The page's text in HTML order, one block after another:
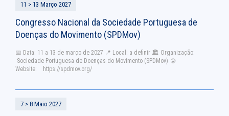
11 > 13 Março 2027
Congresso Nacional da Sociedade Portuguesa de
Doenças do Movimento (SPDMov)
📅 Data: 11 a 13 de março de 2027 📍 Local: a definir 🏛 Organização:
Sociedade Portuguesa de Doenças do Movimento (SPDMov) 🌐
Website: https://spdmov.org/
7 > 8 Maio 2027